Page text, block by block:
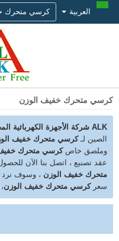
العربية
كرسي متحرك خفيف الوزن
ALK شركة الأجهزة الكهربائية المحدودة
الصين لـكرسي متحرك خفيف
وملصق خاصكرسي متحرك
عقد تصنيع ، اتصل بنا الآن
متحرك خفيف الوزن ، وسوف نرد
سعركرسي متحرك خفيف الوزن